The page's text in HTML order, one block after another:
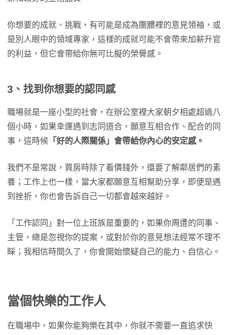
你想要的成就、挑戰，有可能是成為團體裡的意見領袖，或
是別人眼中的領域專家，這樣的成就可能不會帶來加薪升官
的利益，但它會帶給你無可比擬的榮譽感。
3、找到你想要的認同感
職場就是一座小型的社會，在辦公室裡大家朝夕相處超過八
個小時，如果幸運遇到志同道合，願意互相合作、配合的同
事，這時候 「好的人際關係」會帶給你內心的安定感。
我們不是常說，買房時除了看價錢外，還要了解鄰居們的素
養；工作上也一樣，當大家都願意互相幫助分享，即便是遇
到挫折，你也會告訴自己一切都會越來越好。
「工作認同」對一位上班族是重要的，如果你周遭的同事、
主管，總是忽視你的提案，或對於你的意見想法經常不理不
睬；我相信時間久了，你會開始懷疑自己的能力、自信心。
當個快樂的工作人
在職場中，如果你能夠樂在其中，你就不需要一直追求快